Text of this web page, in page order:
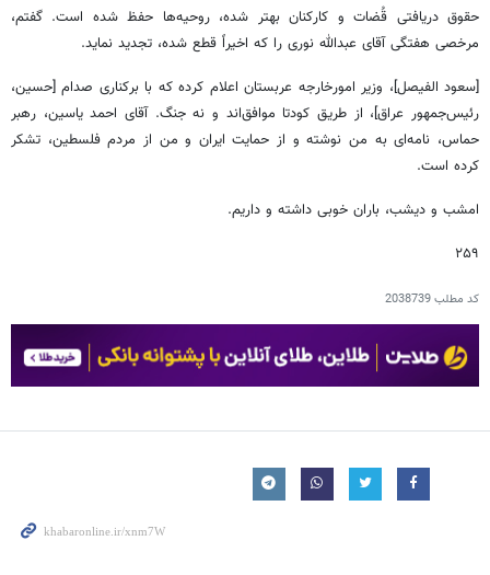
حقوق دریافتی قُضات و کارکنان بهتر شده، روحیه‌ها حفظ شده است. گفتم،
مرخصی هفتگی آقای عبدالله نوری را که اخیراً قطع شده، تجدید نماید.
[سعود الفیصل]، وزیر امورخارجه عربستان اعلام کرده که با برکناری صدام [حسین،
رئیس‌جمهور عراق]، از طریق کودتا موافق‌اند و نه جنگ. آقای احمد یاسین، رهبر
حماس، نامه‌ای به من نوشته و از حمایت ایران و من از مردم فلسطین، تشکر
کرده است.
امشب و دیشب، باران خوبی داشته و داریم.
۲۵۹
کد مطلب2038739